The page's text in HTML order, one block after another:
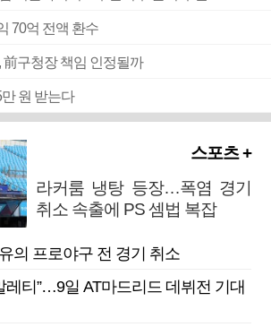
70억 전액 환수
前구청장 책임 인정될까
원 받는다
스포츠 +
라커룸 냉탕 등장…폭염 경기
취소 속출에 PS 셈법 복잡
의 프로야구 전 경기 취소
레티”…9일 AT마드리드 데뷔전 기대